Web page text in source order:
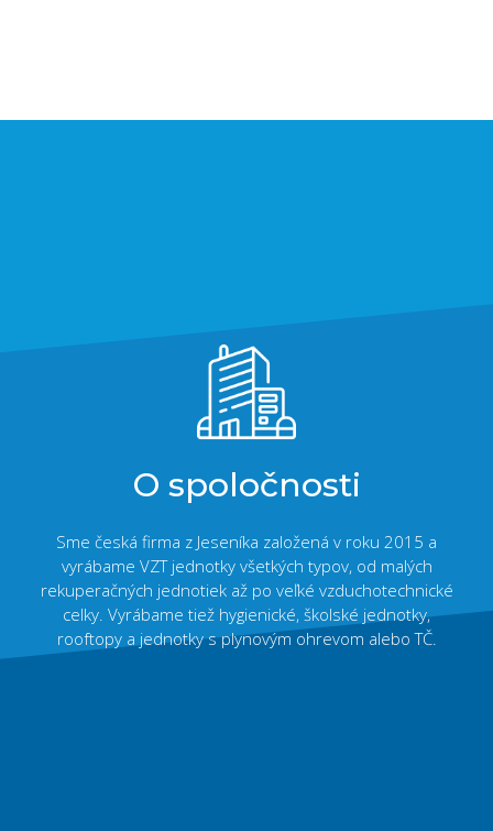
O spoločnosti
Sme česká firma z Jeseníka založená v roku 2015 a
vyrábame VZT jednotky všetkých typov, od malých
rekuperačných jednotiek až po veľké vzduchotechnické
celky. Vyrábame tiež hygienické, školské jednotky,
rooftopy a jednotky s plynovým ohrevom alebo TČ.